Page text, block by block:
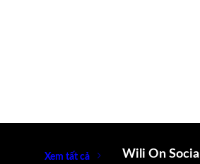
Xem tất cả Wili On Social